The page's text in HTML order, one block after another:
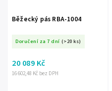
Běžecký pás RBA-1004
Doručení za 7 dní (>20 ks)
16 602,48 Kč bez DPH
20 089 Kč